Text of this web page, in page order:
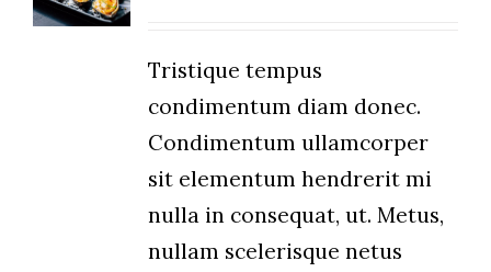
DETAILS
Tristique tempus
condimentum diam donec.
Condimentum ullamcorper
sit elementum hendrerit mi
nulla in consequat, ut. Metus,
nullam scelerisque netus